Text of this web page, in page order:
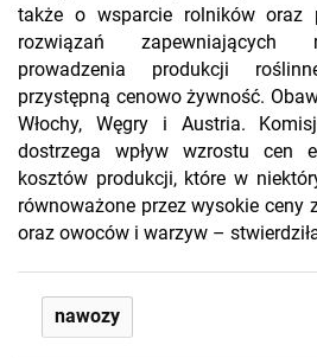
także o wsparcie rolników oraz
rozwiązań zapewniających
prowadzenia produkcji
przystępną cenowo żywność.
Włochy, Węgry i Austria.
dostrzega wpływ wzrostu cen
kosztów produkcji, które w
równoważone przez wysokie ceny
oraz owoców i warzyw –
nawozy